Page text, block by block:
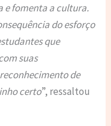
e fomenta a cultura.
do esforço
que
suas
de
certo”, ressaltou